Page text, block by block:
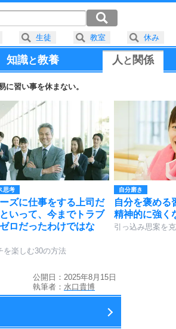
知識と教養 人と 関係
に習い事を休まない。
思考
ズに仕事をする上司だ
いって、今までトラブ
ロだったわけではな
を楽しむ30の方法
自分磨き
自分を褒める
精神的に強く
引っ込み思案を
公開日：2025年8月15日
執筆者： 水口貴博
生徒 教室 休み